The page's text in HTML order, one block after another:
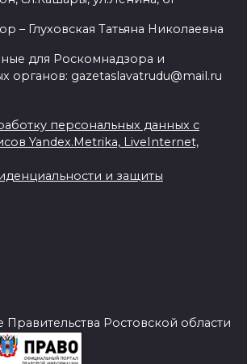
– Глуховская Татьяна Николаевна
для Роскомнадзора и
органов: gazetaslavatrudu@mail.ru
персональных данных с
Yandex.Metrika, LiveInternet,
и защиты
Ростовской области